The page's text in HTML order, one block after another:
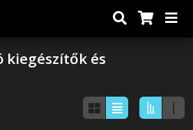
kiegészítők és